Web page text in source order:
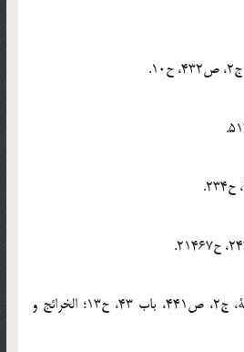
24. كمال الدين و تمام النعمة، ج2، ص441، باب 43، ح13؛ الخرائج و